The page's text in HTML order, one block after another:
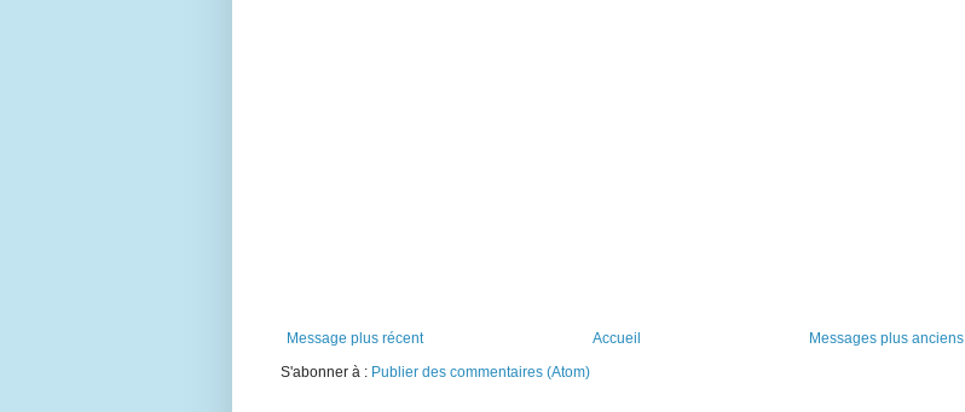
Message plus récent Messages plus anciens
Accueil
S'abonner à : Publier des commentaires (Atom)